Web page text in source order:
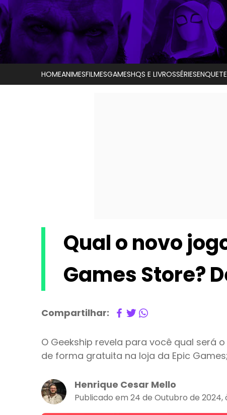
HOMEANIMESFILMESGAMESHQS E LIVROSSÉRIES
Qual o novo
Games Store?
Compartilhar:
O Geekship revela para você qual será
de forma gratuita na loja da Epic
Henrique Cesar Mello
Publicado em 24 de Outubro de 2024,